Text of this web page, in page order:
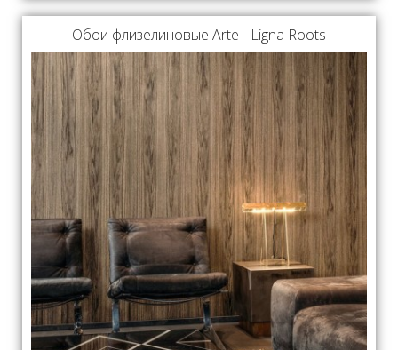
Обои флизелиновые Arte - Ligna Roots